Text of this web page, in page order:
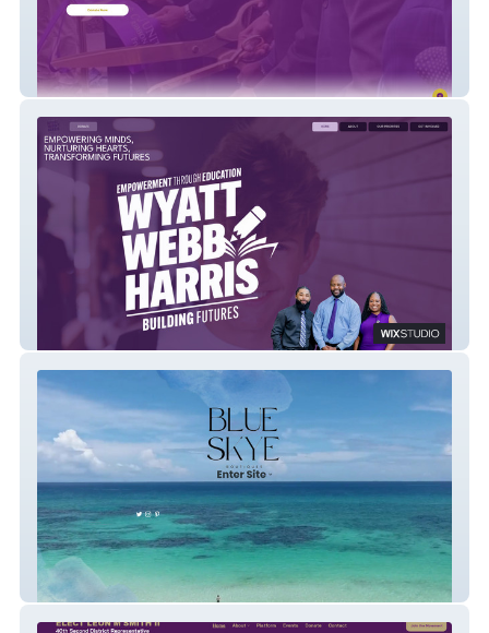
Beta Psi 1923 Fnd.
Empowerment Through Education
BlueSkyeBoutiques